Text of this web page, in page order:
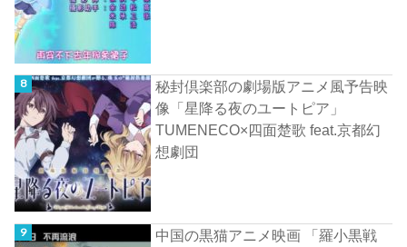
秘封倶楽部の劇場版アニメ風予告映
像「星降る夜のユートピア」
TUMENECO×四面楚歌 feat.京都幻
想劇団
中国の黒猫アニメ映画 「羅小黒戦